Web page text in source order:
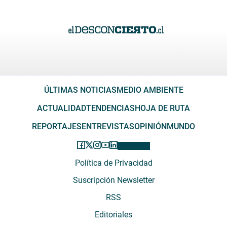
ÚLTIMAS NOTICIAS MEDIO AMBIENTE
ACTUALIDADTENDENCIAS HOJA DE RUTA
REPORTAJES ENTREVISTASOPINIÓN MUNDO
Política de Privacidad
Suscripción Newsletter
RSS
Editoriales